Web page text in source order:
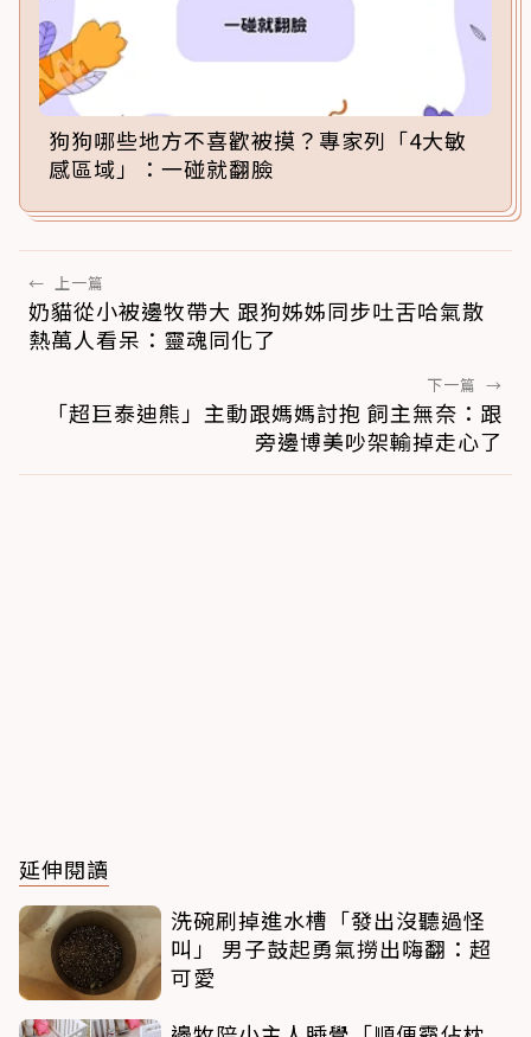
狗狗哪些地方不喜歡被摸？專家列「4大敏
感區域」：一碰就翻臉
← 上一篇
奶貓從小被邊牧帶大 跟狗姊姊同步吐舌哈氣散
熱萬人看呆：靈魂同化了
下一篇 →
「超巨泰迪熊」主動跟媽媽討抱 飼主無奈：跟
旁邊博美吵架輸掉走心了
延伸閱讀
洗碗刷掉進水槽「發出沒聽過怪
叫」 男子鼓起勇氣撈出嗨翻：超
可愛